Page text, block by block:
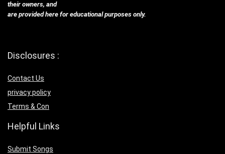
their owners, and
are provided here for educational purposes only.
Disclosures :
Contact Us
privacy policy
Terms & Con
Helpful Links
Submit Songs